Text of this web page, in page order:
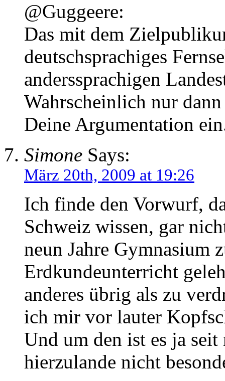
@Guggeere:
Das mit dem
deutschsprachiges
anderssprachigen
Wahrscheinlich nur
Deine Argumentation
Simone Says:
März 20th, 2009 at 19:26
Ich finde den Vorwurf,
Schweiz wissen, gar
neun Jahre Gymnasium
Erdkundeunterricht
anderes übrig als zu
ich mir vor lauter
Und um den ist es ja
hierzulande nicht